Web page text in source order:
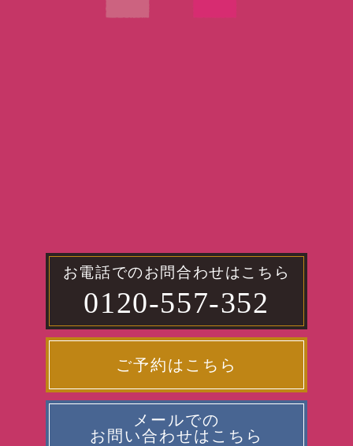
お電話でのお問合わせはこちら
0120-557-352
ご予約はこちら
メールでの
お問い合わせはこちら